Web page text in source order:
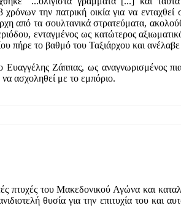
χρόνων την πατρική οικία για να
από τα σουλτανικά στρατεύματα,
ενταγμένος ως κατώτερος
πήρε το βαθμό του Ταξιάρχου και
Ζάππας, ως αναγνωρισμένος
ασχοληθεί με το εμπόριο.
πτυχές του Μακεδονικού Αγώνα και
θυσία για την επιτυχία του και